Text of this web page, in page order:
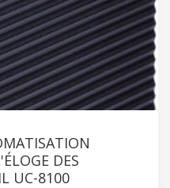
DES
UC-8100